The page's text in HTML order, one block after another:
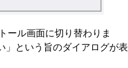
ール画面に切り替わりま
」という旨のダイアログが表